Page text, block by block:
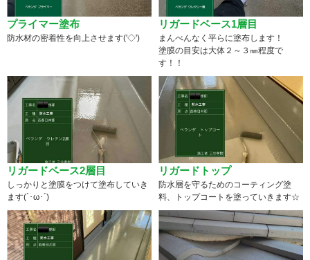
プライマー塗布
防水材の密着性を向上させます('◇')ゞ
リガードベース1層目
まんべんなく平らに塗布します！
塗膜の目安は大体２～３㎜程度で
す！！
リガードベース2層目
しっかりと塗膜をつけて塗布していき
ます(`･ω･´)
リガードトップ
防水層を守るためのコーティング塗
料、トップコートを塗っていきます☆